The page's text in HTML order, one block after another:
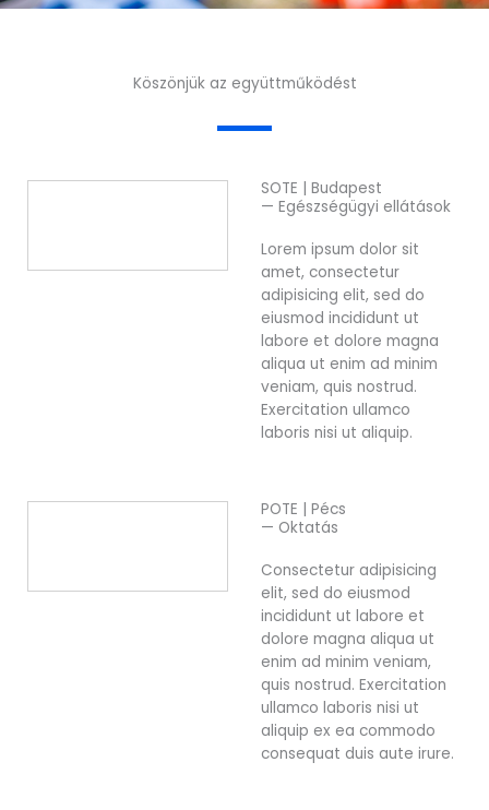
Köszönjük az együttműködést
SOTE | Budapest
— Egészségügyi ellátások
Lorem ipsum dolor sit
amet, consectetur
adipisicing elit, sed do
eiusmod incididunt ut
labore et dolore magna
aliqua ut enim ad minim
veniam, quis nostrud.
Exercitation ullamco
laboris nisi ut aliquip.
POTE | Pécs
— Oktatás
Consectetur adipisicing
elit, sed do eiusmod
incididunt ut labore et
dolore magna aliqua ut
enim ad minim veniam,
quis nostrud. Exercitation
ullamco laboris nisi ut
aliquip ex ea commodo
consequat duis aute irure.